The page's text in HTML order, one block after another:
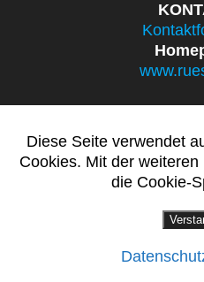
Sven
Diese Seite verwendet
Cookies. Mit der
die Cookie-